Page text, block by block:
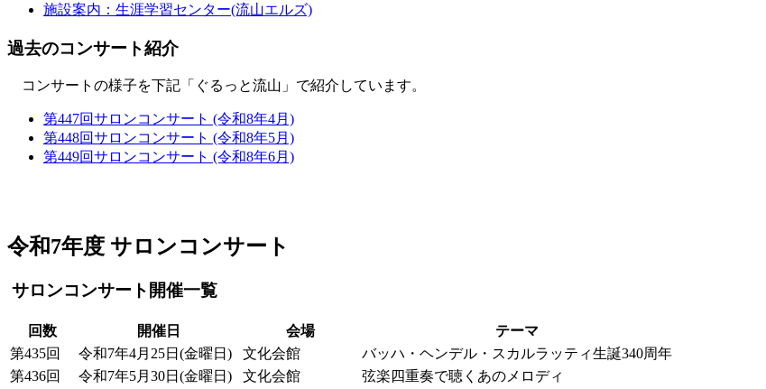
施設案内：生涯学習センター(流山エルズ)
過去のコンサート紹介
コンサートの様子を下記「ぐるっと流山」で紹介しています。
第447回サロンコンサート (令和8年4月)
第448回サロンコンサート (令和8年5月)
第449回サロンコンサート (令和8年6月)
令和7年度 サロンコンサート
サロンコンサート開催一覧
回数 開催日 会場
テーマ
第435回
令和7年4月25日(金曜日) 文化会館
バッハ・ヘンデル・スカルラッティ生誕340周年
第436回
令和7年5月30日(金曜日) 文化会館
弦楽四重奏で聴くあのメロディ